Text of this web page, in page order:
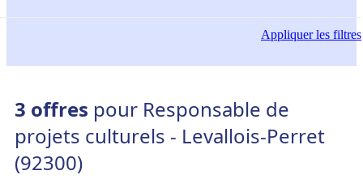
Appliquerles filtres
3 offres pour Responsable de
projets culturels - Levallois-Perret
(92300)